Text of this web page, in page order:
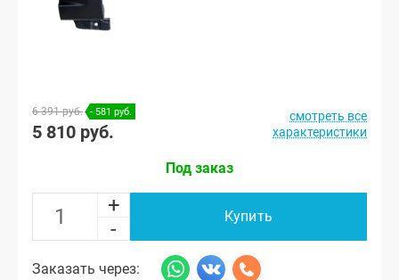
6 391 руб. - 581 руб.
5 810 руб.
смотреть все
характеристики
Под заказ
+
-
Купить
Заказать через: